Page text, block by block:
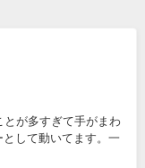
が多すぎて手がまわ
して動いてます。一